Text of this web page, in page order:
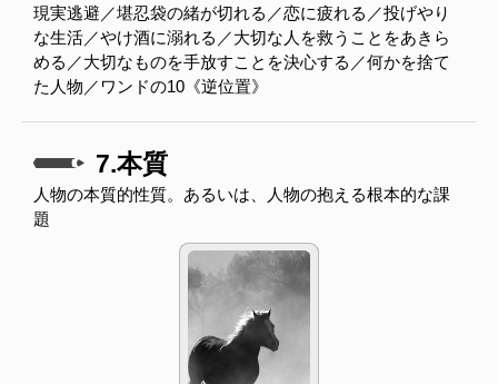
現実逃避／堪忍袋の緒が切れる／恋に疲れる／投げやり
な生活／やけ酒に溺れる／大切な人を救うことをあきら
める／大切なものを手放すことを決心する／何かを捨て
た人物／ワンドの10《逆位置》
7.本質
人物の本質的性質。あるいは、人物の抱える根本的な課
題